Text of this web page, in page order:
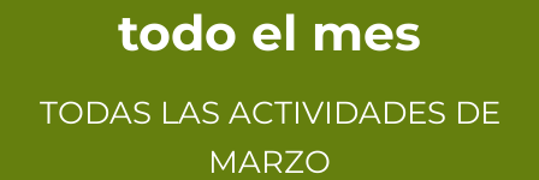
todo el mes
TODAS LAS ACTIVIDADES DE
MARZO